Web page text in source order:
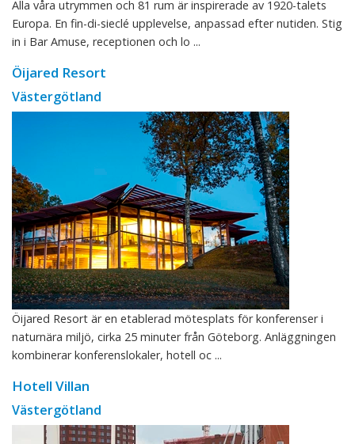
Alla våra utrymmen och 81 rum är inspirerade av 1920-talets
Europa. En fin-di-sieclé upplevelse, anpassad efter nutiden. Stig
in i Bar Amuse, receptionen och lo ...
Öijared Resort
Västergötland
Öijared Resort är en etablerad mötesplats för konferenser i
naturnära miljö, cirka 25 minuter från Göteborg. Anläggningen
kombinerar konferenslokaler, hotell oc ...
Hotell Villan
Västergötland